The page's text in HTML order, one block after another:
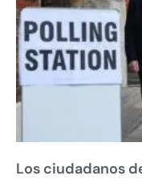
Los ciudadanos